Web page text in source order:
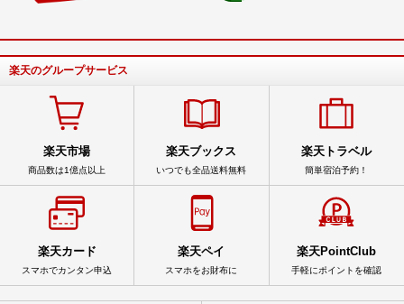
楽天のグループサービス
楽天市場
商品数は1億点以上
楽天ブックス
いつでも全品送料無料
楽天トラベル
簡単宿泊予約！
楽天カード
スマホでカンタン申込
楽天ペイ
スマホをお財布に
楽天PointClub
手軽にポイントを確認